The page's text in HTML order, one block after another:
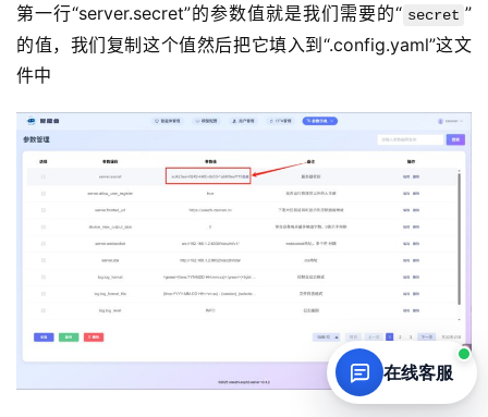
第一行“server.secret”的参数值就是我们需要的“ secret ”
的值，我们复制这个值然后把它填入到“.config.yaml”这文
件中
在线客服